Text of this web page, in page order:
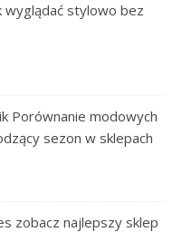
wyglądać stylowo bez
Porównanie modowych
sezon w sklepach
zobacz najlepszy sklep